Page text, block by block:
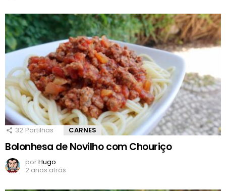
32 Partilhas CARNES
Bolonhesa de Novilho com Chouriço
porHugo
2 anos atrás